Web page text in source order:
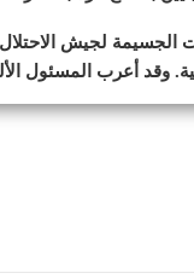
الجسيمة لجيش
وقد أعرب المسئول